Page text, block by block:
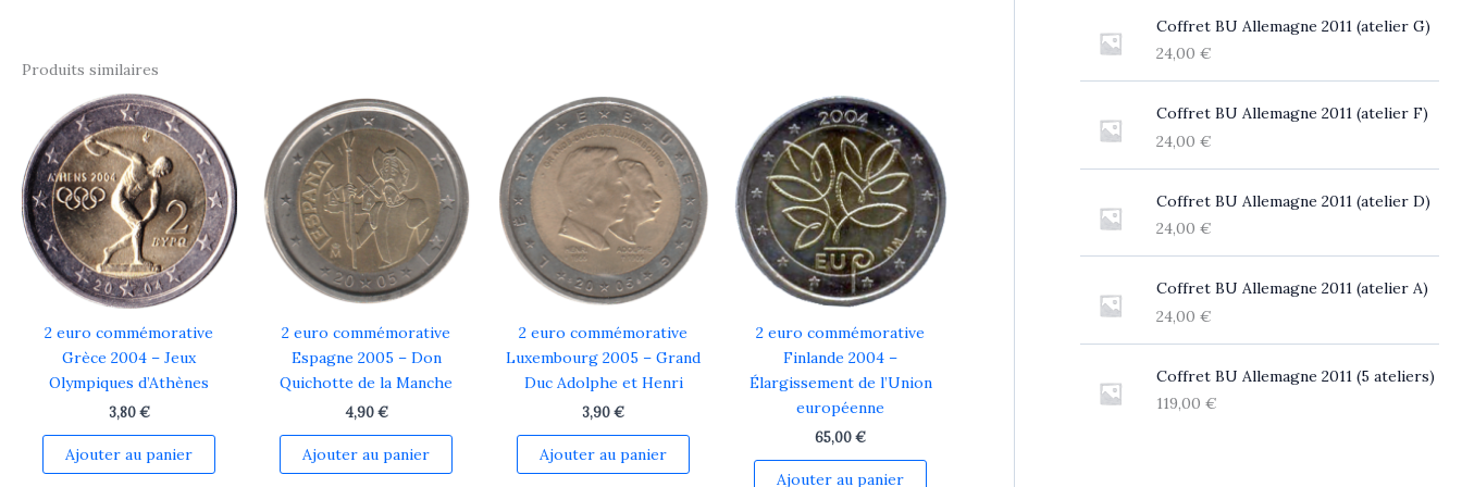
Produits similaires
2 euro commémorative
Grèce 2004 – Jeux
Olympiques d’Athènes
3,80€
Ajouter au panier
2 euro commémorative
Espagne 2005 – Don
Quichotte de la Manche
4,90€
Ajouter au panier
2 euro commémorative
Luxembourg 2005 – Grand
Duc Adolphe et Henri
3,90€
Ajouter au panier
2 euro commémorative
Finlande 2004 –
Élargissement de l’Union
européenne
65,00€
Ajouter au panier
Coffret BU Allemagne 2011 (atelier G)
24,00 €
Coffret BU Allemagne 2011 (atelier F)
24,00 €
Coffret BU Allemagne 2011 (atelier D)
24,00 €
Coffret BU Allemagne 2011 (atelier A)
24,00 €
Coffret BU Allemagne 2011 (5 ateliers)
119,00 €